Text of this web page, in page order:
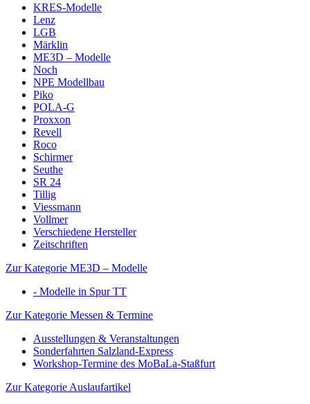
KRES-Modelle
Lenz
LGB
Märklin
ME3D – Modelle
Noch
NPE Modellbau
Piko
POLA-G
Proxxon
Revell
Roco
Schirmer
Seuthe
SR 24
Tillig
Viessmann
Vollmer
Verschiedene Hersteller
Zeitschriften
Zur Kategorie ME3D – Modelle
- Modelle in Spur TT
Zur Kategorie Messen & Termine
Ausstellungen & Veranstaltungen
Sonderfahrten Salzland-Express
Workshop-Termine des MoBaLa-Staßfurt
Zur Kategorie Auslaufartikel